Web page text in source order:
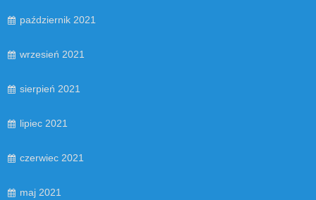
październik 2021
wrzesień 2021
sierpień 2021
lipiec 2021
czerwiec 2021
maj 2021